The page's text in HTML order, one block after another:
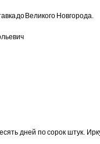
до Великого Новгорода.
дней по сорок штук.